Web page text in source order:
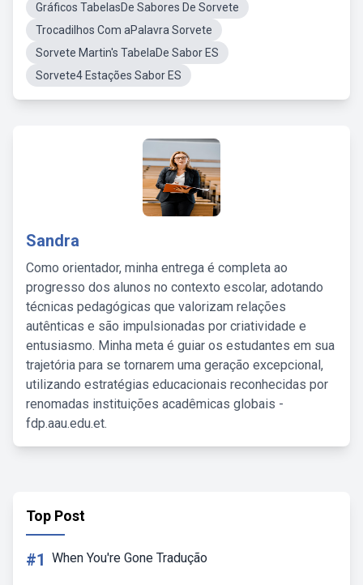
Gráficos TabelasDe Sabores De Sorvete
Trocadilhos Com aPalavra Sorvete
Sorvete Martin's TabelaDe Sabor ES
Sorvete4 Estações Sabor ES
Sandra
Como orientador, minha entrega é completa ao
progresso dos alunos no contexto escolar, adotando
técnicas pedagógicas que valorizam relações
autênticas e são impulsionadas por criatividade e
entusiasmo. Minha meta é guiar os estudantes em sua
trajetória para se tornarem uma geração excepcional,
utilizando estratégias educacionais reconhecidas por
renomadas instituições acadêmicas globais -
fdp.aau.edu.et.
Top Post
#1 When You're Gone Tradução